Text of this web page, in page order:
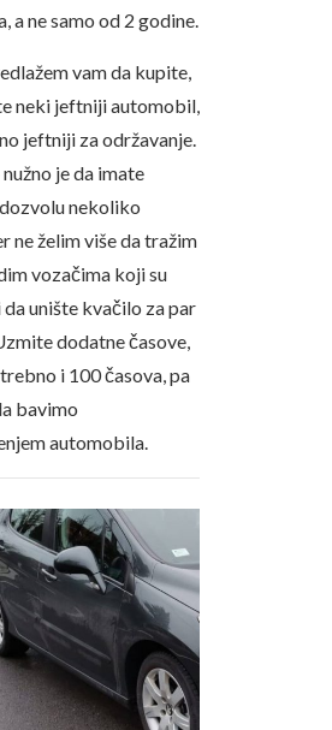
a ne samo od 2 godine.
vam da kupite,
neki jeftniji automobil,
jeftniji za održavanje.
je da imate
nekoliko
ne želim više da tražim
vozačima koji su
unište kvačilo za par
dodatne časove,
i 100 časova, pa
bavimo
automobila.